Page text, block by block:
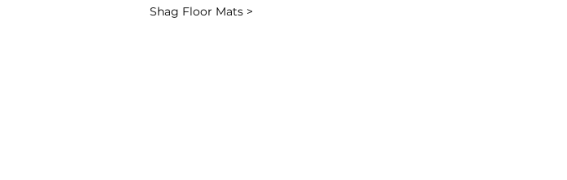
Shag Floor Mats >